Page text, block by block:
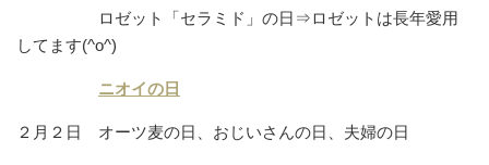
ロゼット「セラミド」の日⇒ロゼットは長年愛用
してます(^o^)
ニオイの日
２月２日 オーツ麦の日、おじいさんの日、夫婦の日